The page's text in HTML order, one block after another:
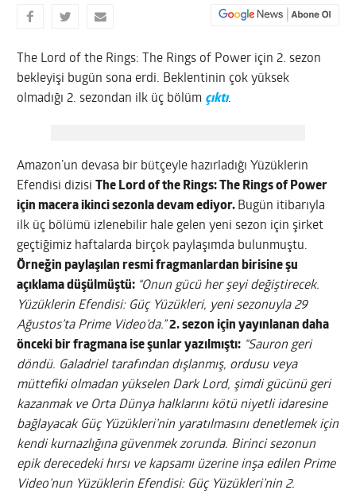
The Lord of the Rings: The Rings of Power için 2. sezon
bekleyişi bugün sona erdi. Beklentinin çok yüksek
olmadığı 2. sezondan ilk üç bölüm çıktı.
Amazon’un devasa bir bütçeyle hazırladığı Yüzüklerin
Efendisi dizisi
The Lord of the Rings: The Rings of Power
için macera ikinci sezonla devam ediyor. Bugün itibarıyla
ilk üç bölümü izlenebilir hale gelen yeni sezon için şirket
geçtiğimiz haftalarda birçok paylaşımda bulunmuştu.
Örneğin paylaşılan resmi fragmanlardan birisine şu
açıklama düşülmüştü: “Onun gücü her şeyi değiştirecek.
Yüzüklerin Efendisi: Güç Yüzükleri, yeni sezonuyla 29
Ağustos’ta Prime Video’da.” 2. sezon için yayınlanan daha
önceki bir fragmana ise şunlar yazılmıştı: “Sauron geri
döndü. Galadriel tarafından dışlanmış, ordusu veya
müttefiki olmadan yükselen Dark Lord, şimdi gücünü geri
kazanmak ve Orta Dünya halklarını kötü niyetli idaresine
bağlayacak Güç Yüzükleri’nin yaratılmasını denetlemek için
kendi kurnazlığına güvenmek zorunda. Birinci sezonun
epik derecedeki hırsı ve kapsamı üzerine inşa edilen Prime
Video’nun Yüzüklerin Efendisi: Güç Yüzükleri’nin 2.